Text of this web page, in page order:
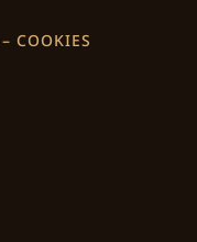
COOKIES